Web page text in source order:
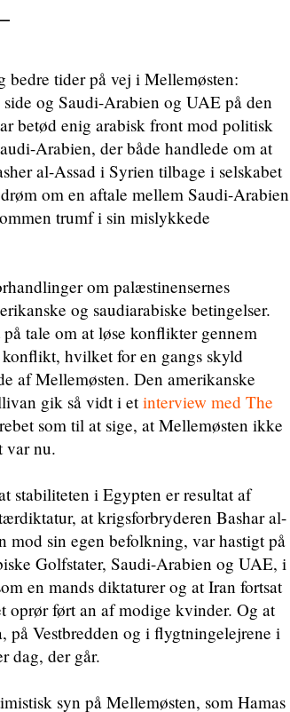
bedre tider på vej i Mellemøsten:
og Saudi-Arabien og UAE på den
betød enig arabisk front mod politisk
Arabien, der både handlede om at
al-Assad i Syrien tilbage i selskabet
om en aftale mellem Saudi-Arabien
trumf i sin mislykkede
om palæstinensernes
og saudiarabiske betingelser.
tale om at løse konflikter gennem
hvilket for en gangs skyld
af Mellemøsten. Den amerikanske
gik så vidt i etinterview med The
som til at sige, at Mellemøsten ikke
var nu.
stabiliteten i Egypten er resultat af
at krigsforbryderen Bashar al-
mod sin egen befolkning, var hastigt på
Golfstater, Saudi-Arabien og UAE, i
en mands diktaturer og at Iran fortsat
oprør ført an af modige kvinder. Og at
på Vestbredden og i flygtningelejrene i
dag, der går.
syn på Mellemøsten, som Hamas